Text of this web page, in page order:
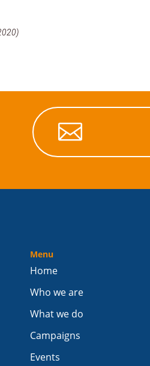

Menu
Home
Who we are
What we do
Campaigns
Events